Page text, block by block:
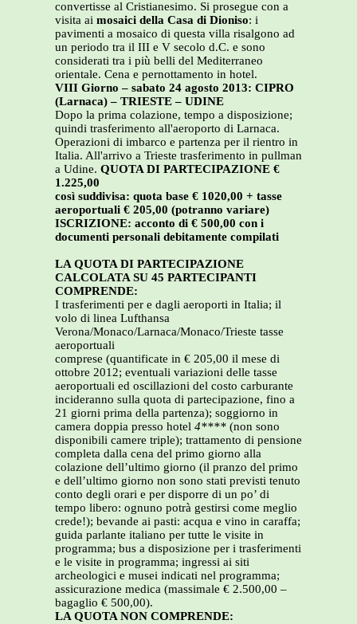
convertisse al Cristianesimo. Si prosegue con a
visita ai mosaici della Casa di Dioniso: i
pavimenti a mosaico di questa villa risalgono ad
un periodo tra il III e V secolo d.C. e sono
considerati tra i più belli del Mediterraneo
orientale. Cena e pernottamento in hotel.
VIII Giorno – sabato 24 agosto 2013: CIPRO
(Larnaca) – TRIESTE – UDINE
Dopo la prima colazione, tempo a disposizione;
quindi trasferimento all'aeroporto di Larnaca.
Operazioni di imbarco e partenza per il rientro in
Italia. All'arrivo a Trieste trasferimento in pullman
a Udine. QUOTA DI PARTECIPAZIONE €
1.225,00
così suddivisa: quota base € 1020,00 + tasse
aeroportuali € 205,00 (potranno variare)
ISCRIZIONE: acconto di € 500,00 con i
documenti personali debitamente compilati
LA QUOTA DI PARTECIPAZIONE
CALCOLATA SU 45 PARTECIPANTI
COMPRENDE:
I trasferimenti per e dagli aeroporti in Italia; il
volo di linea Lufthansa
Verona/Monaco/Larnaca/Monaco/Trieste tasse
aeroportuali
comprese (quantificate in € 205,00 il mese di
ottobre 2012; eventuali variazioni delle tasse
aeroportuali ed oscillazioni del costo carburante
incideranno sulla quota di partecipazione, fino a
21 giorni prima della partenza); soggiorno in
camera doppia presso hotel 4**** (non sono
disponibili camere triple); trattamento di pensione
completa dalla cena del primo giorno alla
colazione dell’ultimo giorno (il pranzo del primo
e dell’ultimo giorno non sono stati previsti tenuto
conto degli orari e per disporre di un po’ di
tempo libero: ognuno potrà gestirsi come meglio
crede!); bevande ai pasti: acqua e vino in caraffa;
guida parlante italiano per tutte le visite in
programma; bus a disposizione per i trasferimenti
e le visite in programma; ingressi ai siti
archeologici e musei indicati nel programma;
assicurazione medica (massimale € 2.500,00 –
bagaglio € 500,00).
LA QUOTA NON COMPRENDE: